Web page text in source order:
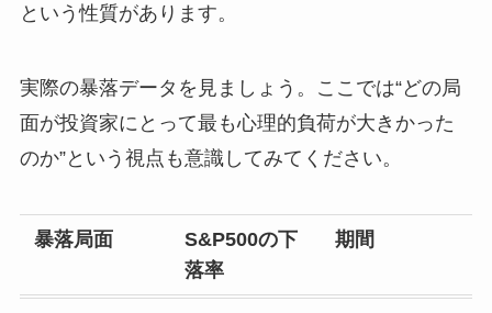
という性質があります。
実際の暴落データを見ましょう。ここでは“どの局
面が投資家にとって最も心理的負荷が大きかった
のか”という視点も意識してみてください。
暴落局面
S&P500の下
落率
期間